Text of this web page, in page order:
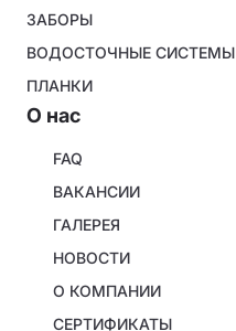
ЗАБОРЫ
ВОДОСТОЧНЫЕ СИСТЕМЫ
ПЛАНКИ
O нас
About
company
FAQ
ВАКАНСИИ
ГАЛЕРЕЯ
НОВОСТИ
О КОМПАНИИ
СЕРТИФИКАТЫ